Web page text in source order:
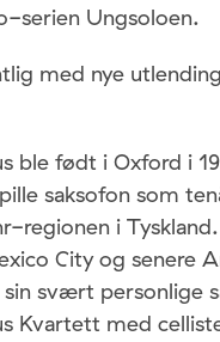
serien Ungsoloen.
med nye
ble født i Oxford i
saksofon som
regionen i
City og senere
svært personlige
Kvartett med